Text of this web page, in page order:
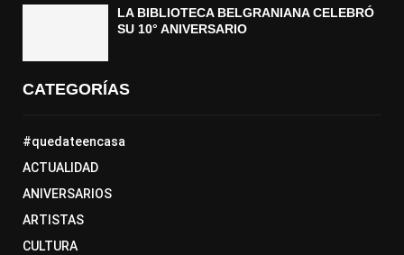
LA BIBLIOTECA BELGRANIANA CELEBRÓ
SU 10° ANIVERSARIO
CATEGORÍAS
#quedateencasa
ACTUALIDAD
ANIVERSARIOS
ARTISTAS
CULTURA